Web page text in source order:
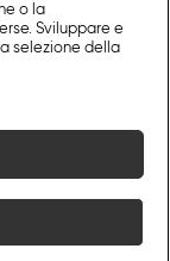
o la
Sviluppare e
selezione della